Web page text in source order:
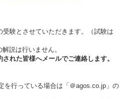
験とさせていただきます。（試験は
説は行いません。
れた皆様へメールでご連絡します。
行っている場合は「＠agos.co.jp」の